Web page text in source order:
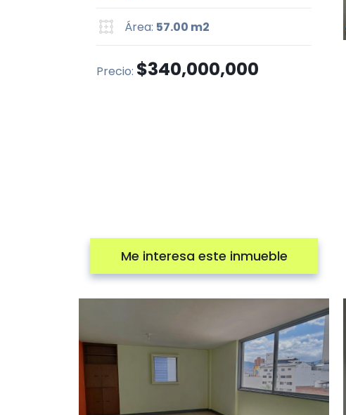
Área: 57.00 m2
Precio: $340,000,000
Me interesa este inmueble